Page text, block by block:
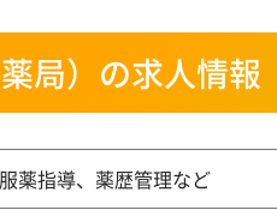
局）の求人情報
薬指導、薬歴管理など